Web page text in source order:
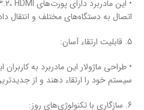
اتصال به دستگاه‌های مختلف و انتقال
5. قابلیت ارتقاء آسان:
• طراحی ماژولار این مادربرد به
سیستم خود را ارتقاء دهند و از
6. سازگاری با تکنولوژی‌های روز: